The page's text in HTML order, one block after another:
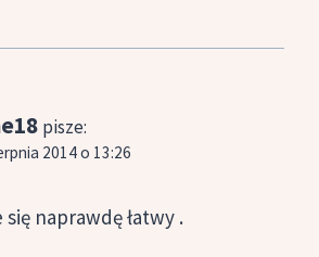
pisze:
2014 o 13:26
naprawdę łatwy .